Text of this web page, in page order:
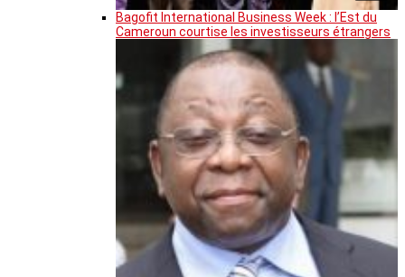
Bagofit International Business Week : l’Est du
Cameroun courtise les investisseurs étrangers